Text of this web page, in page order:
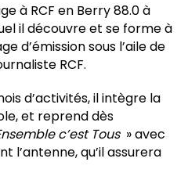
à RCF en Berry 88.0 à
il découvre et se forme à
d’émission sous l’aile de
RCF.
d’activités, il intègre la
et reprend dès
c’est Tous» avec
l’antenne, qu’il assurera